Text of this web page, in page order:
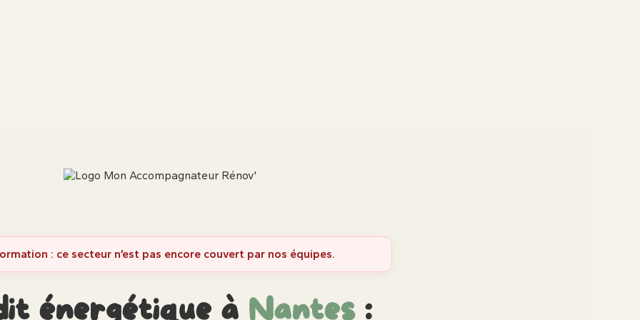
: ce secteur n’est pas encore couvert par nos équipes.
énergétique à Nantes: